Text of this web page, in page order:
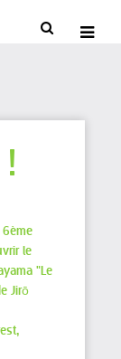
 
le
"Le
Jirō